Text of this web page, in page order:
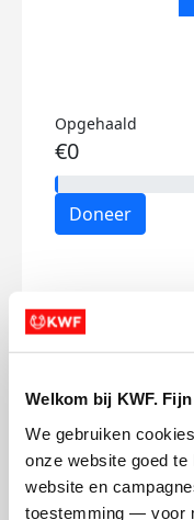
Welkom bij KWF.
We gebruiken
onze website goed
website en
toestemming — voor
Opgehaald
€0
Doneer
Mijn
432
kms